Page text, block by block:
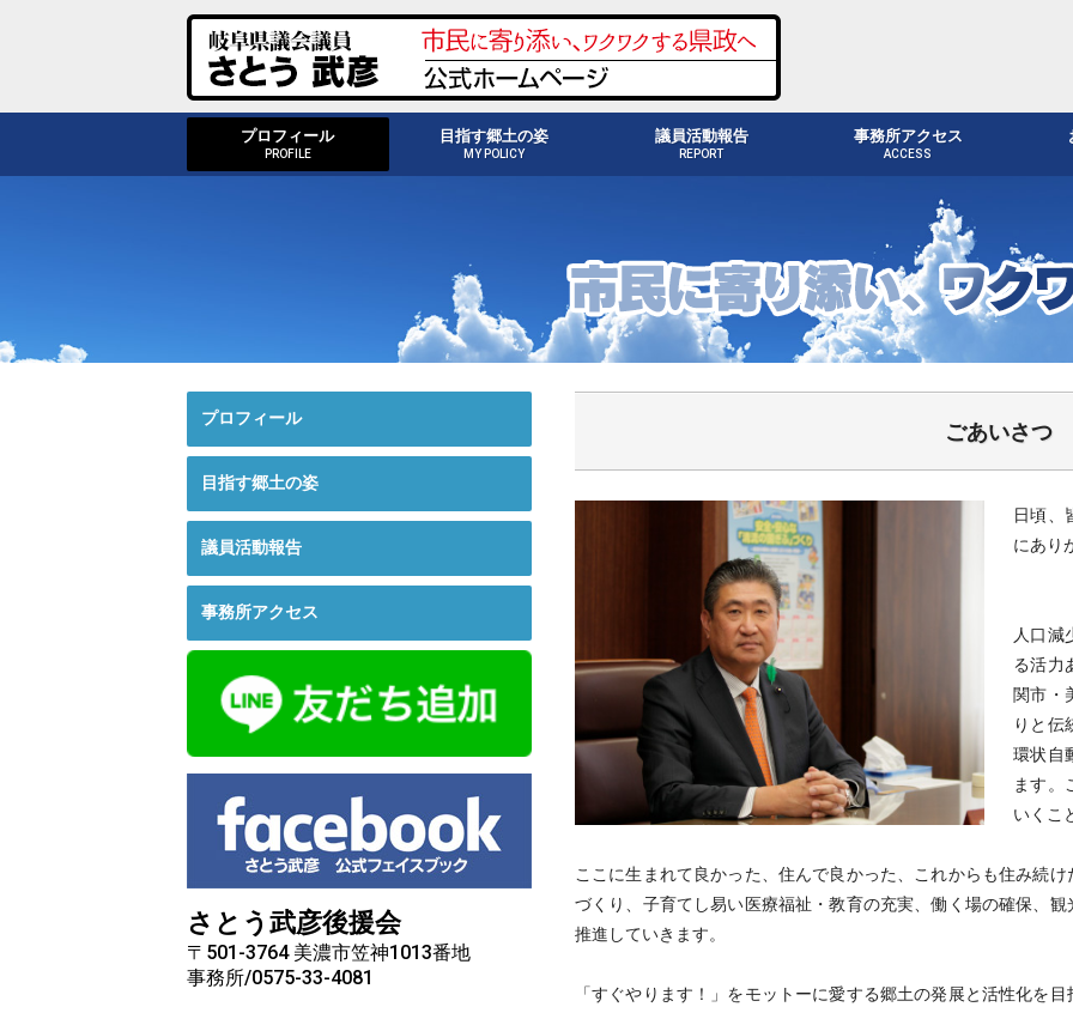
プロフィール
PROFILE
目指す郷土の姿
MY POLICY
議員活動報告
REPORT
事務所アクセス
ACCESS
ごあいさつ
日頃、
にあり
人口減
る活力
関市・
りと伝
環状自
ます。
いくこ
ここに生まれて良かった、住んで良かった、これからも住み続
づくり、子育てし易い医療福祉・教育の充実、働く場の確保、
推進していきます。
「すぐやります！」をモットーに愛する郷土の発展と活性化を
プロフィール
目指す郷土の姿
議員活動報告
事務所アクセス
さとう武彦後援会
〒501-3764 美濃市笠神1013番地
事務所/0575-33-4081